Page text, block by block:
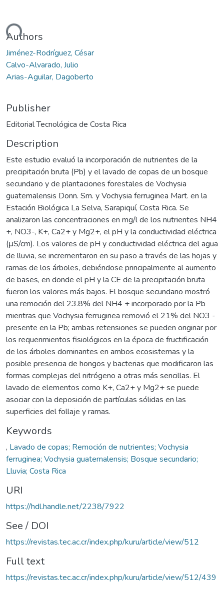
Authors
Jiménez-Rodríguez, César
Calvo-Alvarado, Julio
Arias-Aguilar, Dagoberto
Publisher
Editorial Tecnológica de Costa Rica
Description
Este estudio evaluó la incorporación de nutrientes de la
precipitación bruta (Pb) y el lavado de copas de un bosque
secundario y de plantaciones forestales de Vochysia
guatemalensis Donn. Sm. y Vochysia ferruginea Mart. en la
Estación Biológica La Selva, Sarapiquí, Costa Rica. Se
analizaron las concentraciones en mg/l de los nutrientes NH4
+, NO3-, K+, Ca2+ y Mg2+, el pH y la conductividad eléctrica
(μS/cm). Los valores de pH y conductividad eléctrica del agua
de lluvia, se incrementaron en su paso a través de las hojas y
ramas de los árboles, debiéndose principalmente al aumento
de bases, en donde el pH y la CE de la precipitación bruta
fueron los valores más bajos. El bosque secundario mostró
una remoción del 23.8% del NH4 + incorporado por la Pb
mientras que Vochysia ferruginea removió el 21% del NO3 -
presente en la Pb; ambas retensiones se pueden originar por
los requerimientos fisiológicos en la época de fructificación
de los árboles dominantes en ambos ecosistemas y la
posible presencia de hongos y bacterias que modificaron las
formas complejas del nitrógeno a otras más sencillas. El
lavado de elementos como K+, Ca2+ y Mg2+ se puede
asociar con la deposición de partículas sólidas en las
superficies del follaje y ramas.
Keywords
, Lavado de copas; Remoción de nutrientes; Vochysia
ferruginea; Vochysia guatemalensis; Bosque secundario;
Lluvia; Costa Rica
URI
https://hdl.handle.net/2238/7922
See / DOI
https://revistas.tec.ac.cr/index.php/kuru/article/view/512
Full text
https://revistas.tec.ac.cr/index.php/kuru/article/view/512/439